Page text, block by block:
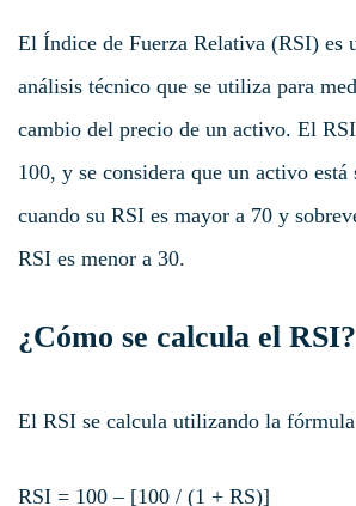
El Índice de Fuerza Relativa (RSI) es
análisis técnico que se utiliza para
cambio del precio de un activo. El
100, y se considera que un activo está
cuando su RSI es mayor a 70 y
RSI es menor a 30.
¿Cómo se calcula el RSI?
El RSI se calcula utilizando la
RSI = 100 – [100 / (1 + RS)]